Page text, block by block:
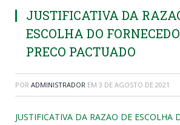
JUSTIFICATIVA DA
ESCOLHA DO
PRECO PACTUADO
POR ADMINISTRADOR EM 3 DE AGOSTO DE 2021
JUSTIFICATIVA DA RAZAO DE ESCOLHA